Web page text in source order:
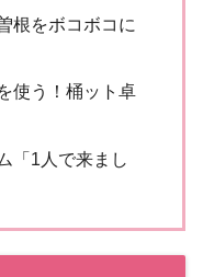
根をボコボコに
使う！桶ット卓
「1人で来まし